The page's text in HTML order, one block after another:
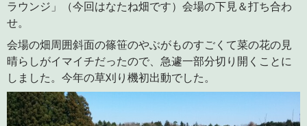
ラウンジ」（今回はなたね畑です）会場の下見＆打ち合わ
せ。
会場の畑周囲斜面の篠笹のやぶがものすごくて菜の花の見
晴らしがイマイチだったので、急遽一部分切り開くことに
しました。今年の草刈り機初出動でした。